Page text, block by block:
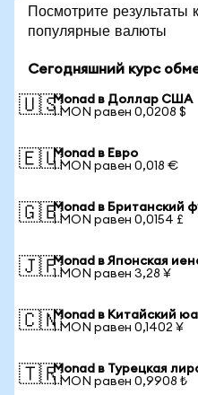
Посмотрите
популярные валюты
Сегодняшний курс
🇺🇸Monad в Доллар США
1 MON равен 0,0208 $
🇪🇺Monad в Евро
1 MON равен 0,018 €
🇬🇧Monad в Британский
1 MON равен 0,0154 £
🇯🇵Monad в Японская
1 MON равен 3,28 ¥
🇨🇳Monad в Китайский
1 MON равен 0,1402 ¥
🇹🇷Monad в Турецкая
1 MON равен 0,9908 ₺